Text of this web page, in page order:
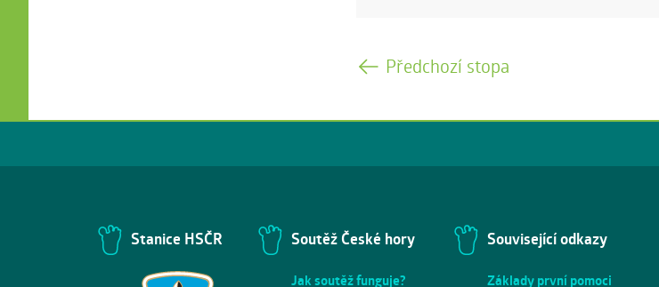
Předchozí stopa
Stanice HSČR Soutěž České hory
Jak soutěž funguje?
Související odkazy
Základy první pomoci